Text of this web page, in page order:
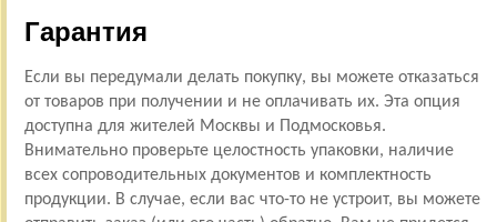
Гарантия
Если вы передумали делать покупку, вы можете отказаться
от товаров при получении и не оплачивать их. Эта опция
доступна для жителей Москвы и Подмосковья.
Внимательно проверьте целостность упаковки, наличие
всех сопроводительных документов и комплектность
продукции. В случае, если вас что-то не устроит, вы можете